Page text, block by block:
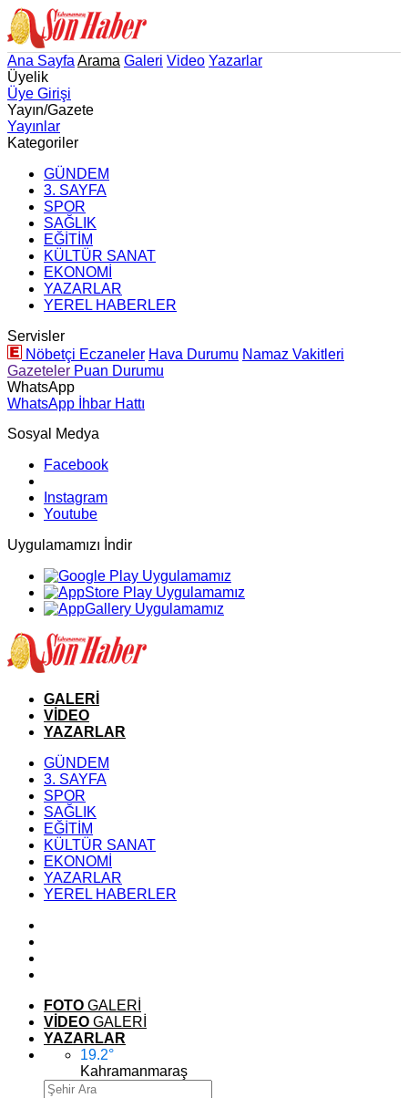
Ana Sayfa Arama Galeri Video Yazarlar
Üyelik
Üye Girişi
Yayın/Gazete
Yayınlar
Kategoriler
GÜNDEM
3. SAYFA
SPOR
SAĞLIK
EĞİTİM
KÜLTÜR SANAT
EKONOMİ
YAZARLAR
YEREL HABERLER
Servisler
Nöbetçi Eczaneler Hava Durumu Namaz Vakitleri
Gazeteler Puan Durumu
WhatsApp
WhatsApp İhbar Hattı
Sosyal Medya
Facebook
Instagram
Youtube
Uygulamamızı İndir
GALERİ
VİDEO
YAZARLAR
GÜNDEM
3. SAYFA
SPOR
SAĞLIK
EĞİTİM
KÜLTÜR SANAT
EKONOMİ
YAZARLAR
YEREL HABERLER
FOTO GALERİ
VİDEO GALERİ
YAZARLAR
19.2°
Kahramanmaraş